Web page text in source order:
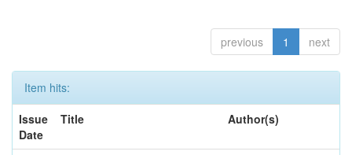
previous 1 next
Item hits:
Issue
Date
Title Author(s)